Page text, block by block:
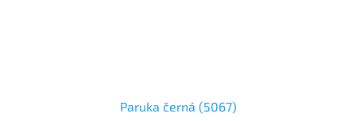
Paruka černá (5067)